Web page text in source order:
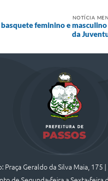
NOTÍCIA
basquete feminino e masculino
da
Praça Geraldo da Silva Maia, 175